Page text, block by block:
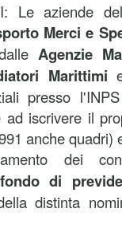
Le aziende
Merci e
Agenzie
Marittimi
presso
ad iscrivere il
anche quadri)
dei
fondo di
distinta